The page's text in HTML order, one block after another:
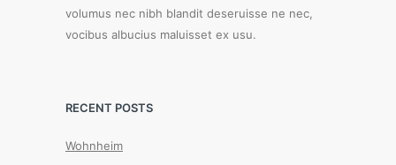
volumus nec nibh blandit deseruisse ne nec,
vocibus albucius maluisset ex usu.
RECENT POSTS
Wohnheim